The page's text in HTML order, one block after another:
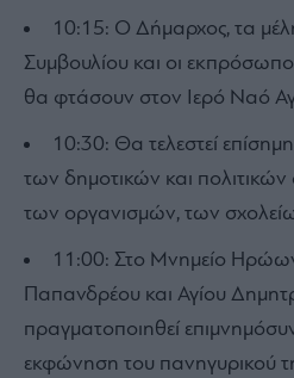
10:15: Ο Δήμαρχος, τα
Συμβουλίου και οι
θα φτάσουν στον Ιερό Ναό
10:30: Θα τελεστεί
των δημοτικών και
των οργανισμών, των
11:00: Στο Μνημείο
Παπανδρέου και Αγίου
πραγματοποιηθεί
εκφώνηση του πανηγυρικού